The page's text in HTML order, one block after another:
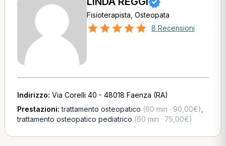
Fisioterapista, Osteopata
8 Recensioni
Indirizzo: Via Corelli 40 - 48018 Faenza (RA)
Prestazioni:trattamento osteopatico (60 min · 90,00€)
trattamento osteopatico pediatrico (60 min · 75,00€)